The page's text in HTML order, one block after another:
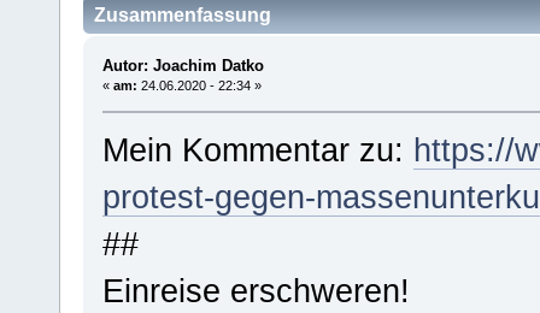
Zusammenfassung
Autor: Joachim Datko
« am: 24.06.2020 - 22:34 »
Mein Kommentar zu: https://
protest-gegen-
##
Einreise erschweren!